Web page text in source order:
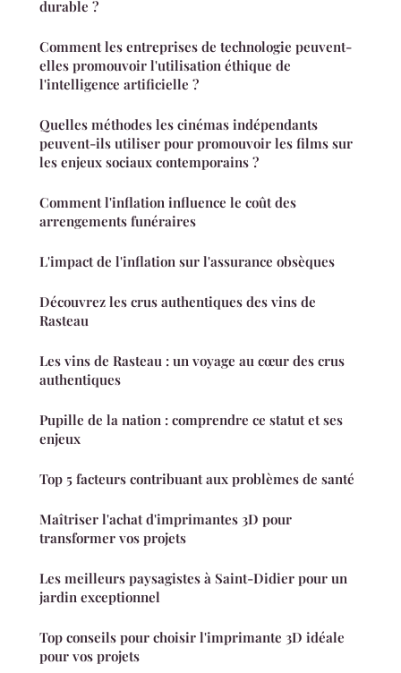
durable ?
Comment les entreprises de technologie peuvent-
elles promouvoir l'utilisation éthique de
l'intelligence artificielle ?
Quelles méthodes les cinémas indépendants
peuvent-ils utiliser pour promouvoir les films sur
les enjeux sociaux contemporains ?
Comment l'inflation influence le coût des
arrengements funéraires
L'impact de l'inflation sur l'assurance obsèques
Découvrez les crus authentiques des vins de
Rasteau
Les vins de Rasteau : un voyage au cœur des crus
authentiques
Pupille de la nation : comprendre ce statut et ses
enjeux
Top 5 facteurs contribuant aux problèmes de santé
Maîtriser l'achat d'imprimantes 3D pour
transformer vos projets
Les meilleurs paysagistes à Saint-Didier pour un
jardin exceptionnel
Top conseils pour choisir l'imprimante 3D idéale
pour vos projets